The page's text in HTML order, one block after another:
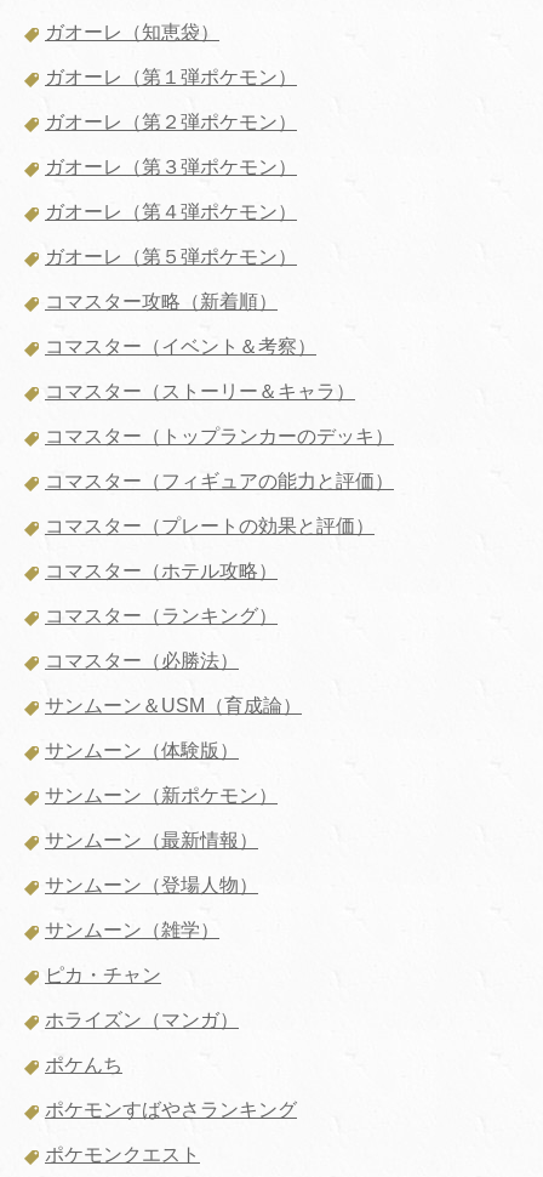
ガオーレ（知恵袋）
ガオーレ（第１弾ポケモン）
ガオーレ（第２弾ポケモン）
ガオーレ（第３弾ポケモン）
ガオーレ（第４弾ポケモン）
ガオーレ（第５弾ポケモン）
コマスター攻略（新着順）
コマスター（イベント＆考察）
コマスター（ストーリー＆キャラ）
コマスター（トップランカーのデッキ）
コマスター（フィギュアの能力と評価）
コマスター（プレートの効果と評価）
コマスター（ホテル攻略）
コマスター（ランキング）
コマスター（必勝法）
サンムーン＆USM（育成論）
サンムーン（体験版）
サンムーン（新ポケモン）
サンムーン（最新情報）
サンムーン（登場人物）
サンムーン（雑学）
ピカ・チャン
ホライズン（マンガ）
ポケんち
ポケモンすばやさランキング
ポケモンクエスト